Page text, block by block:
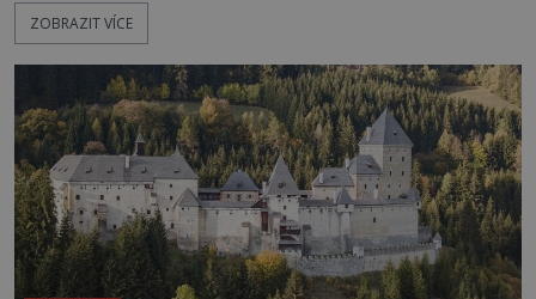
Erich von Däniken? Orbitální stanice Viking 1
je umělá družice od povrchu Marsu vzdálena asi
1873 kilometrů, nachá
ZOBRAZIT VÍCE